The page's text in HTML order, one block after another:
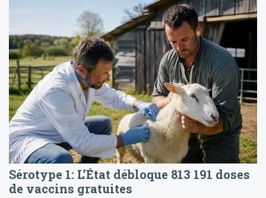
Sérotype 1: L’État débloque 813 191 doses
de vaccins gratuites